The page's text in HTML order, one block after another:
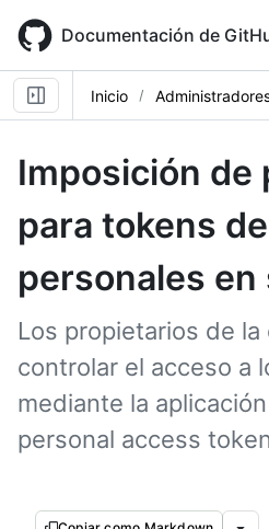
main
content
Documentación de
Inicio
Imposición de
para tokens
personales en
Los propietarios de
controlar el acceso a
mediante la
personal access